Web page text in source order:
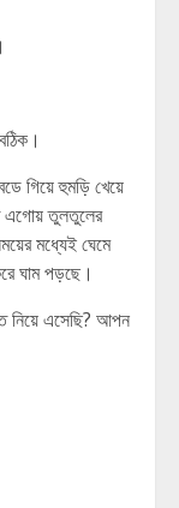
গিয়ে হুমড়ি খেয়ে
এগোয় তুলতুলের
মধ্যেই ঘেমে
ঘাম পড়ছে।
নিয়ে এসেছি? আপন